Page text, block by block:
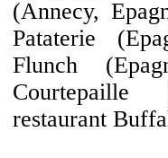
(Annecy,
Pataterie
Flunch
restaurant